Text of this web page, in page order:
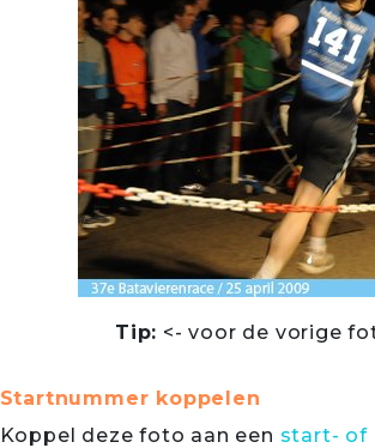
Tip: <- voor de vorige
Startnummer koppelen
Koppel deze foto aan een start- of